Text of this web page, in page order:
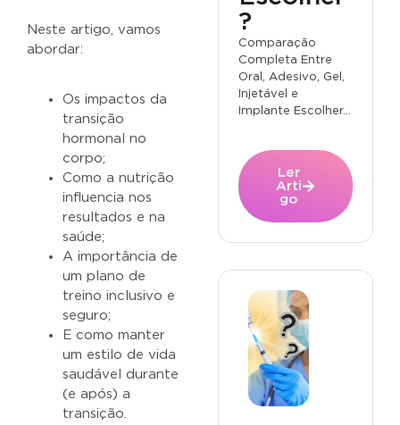
Neste artigo, vamos
abordar:
Os impactos da
transição
hormonal no
corpo;
Como a nutrição
influencia nos
resultados e na
saúde;
A importância de
um plano de
treino inclusivo e
seguro;
E como manter
um estilo de vida
saudável durante
(e após) a
transição.
?
Comparação
Completa Entre
Oral, Adesivo, Gel,
Injetável e
Implante Escolher...
Ler
Arti
go